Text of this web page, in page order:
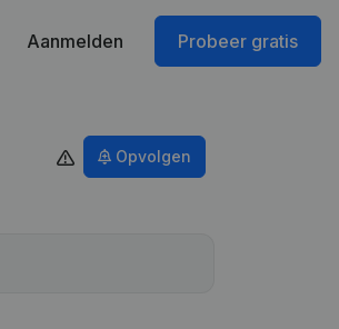
Aanmelden Probeer gratis
Opvolgen